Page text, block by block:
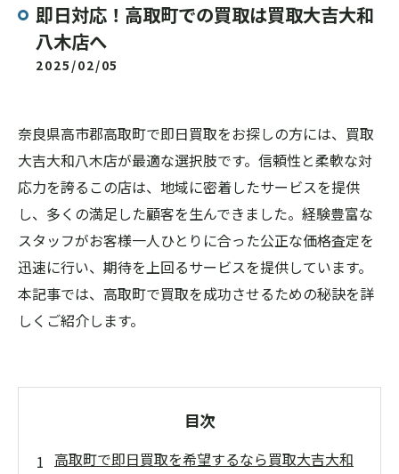
即日対応！高取町での買取は買取大吉大和
八木店へ
2025/02/05
奈良県高市郡高取町で即日買取をお探しの方には、買取
大吉大和八木店が最適な選択肢です。信頼性と柔軟な対
応力を誇るこの店は、地域に密着したサービスを提供
し、多くの満足した顧客を生んできました。経験豊富な
スタッフがお客様一人ひとりに合った公正な価格査定を
迅速に行い、期待を上回るサービスを提供しています。
本記事では、高取町で買取を成功させるための秘訣を詳
しくご紹介します。
目次
高取町で即日買取を希望するなら買取大吉大和